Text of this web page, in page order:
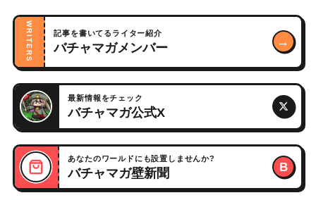
WRITERS 記事を書いてるライター紹介
バチャマガメンバー →
最新情報をチェック
バチャマガ公式X
あなたのワールドにも設置しませんか?
バチャマガ壁新聞 B